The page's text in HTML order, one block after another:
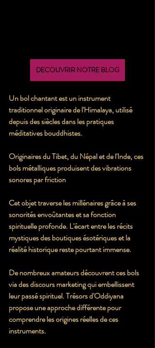
DECOUVRIR NOTRE BLOG
Un bol chantant est un instrument
traditionnel originaire de l'Himalaya, utilisé
depuis des siècles dans les pratiques
méditatives bouddhistes.
Originaires du Tibet, du Népal et de l'Inde, ces
bols métalliques produisent des vibrations
sonores par friction
Cet objet traverse les millénaires grâce à ses
sonorités envoûtantes et sa fonction
spirituelle profonde. L'écart entre les récits
mystiques des boutiques ésotériques et la
réalité historique reste pourtant immense.
De nombreux amateurs découvrent ces bols
via des discours marketing qui embellissent
leur passé spirituel. Trésors d'Oddiyana
propose une approche différente pour
comprendre les origines réelles de ces
instruments.